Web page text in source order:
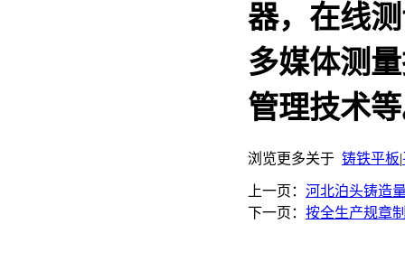
器，在线
多媒体测
管理技术
浏览更多关于 铸铁平板|
上一页： 河北泊头铸造
下一页： 按全生产规章